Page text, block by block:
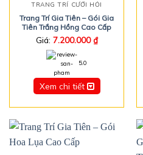
TRANG TRÍ CƯỚI HỎI
Trang Trí Gia Tiên – Gói Gia
Tiên Trắng Hồng Cao Cấp
Giá: 7.200.000₫
5.0
Xem chi tiết